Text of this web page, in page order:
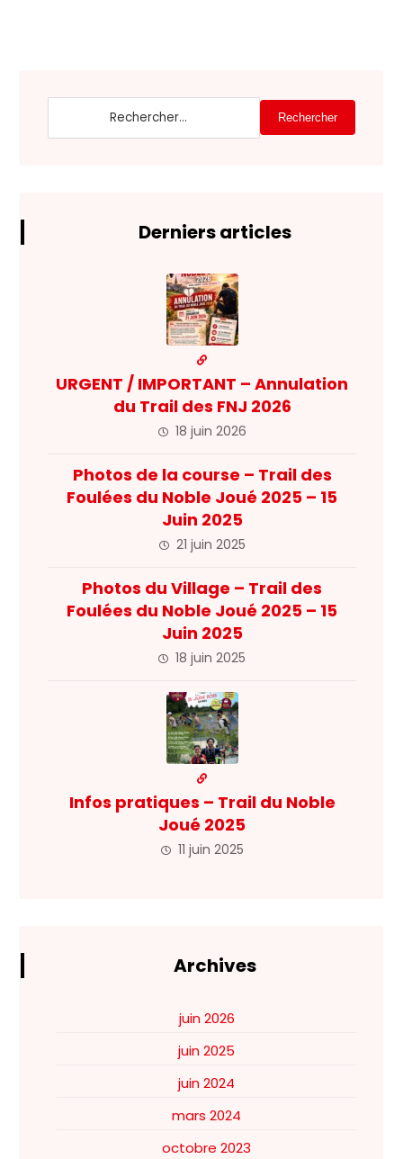
Rechercher
Derniers articles
URGENT / IMPORTANT – Annulation
du Trail des FNJ 2026
18 juin 2026
Photos de la course – Trail des
Foulées du Noble Joué 2025 – 15
Juin 2025
21 juin 2025
Photos du Village – Trail des
Foulées du Noble Joué 2025 – 15
Juin 2025
18 juin 2025
Infos pratiques – Trail du Noble
Joué 2025
11 juin 2025
Archives
juin 2026
juin 2025
juin 2024
mars 2024
octobre 2023